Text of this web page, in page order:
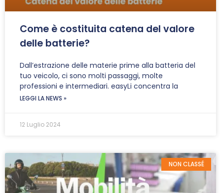
Come è costituita catena del valore
delle batterie?
Dall’estrazione delle materie prime alla batteria del
tuo veicolo, ci sono molti passaggi, molte
professioni e intermediari. easyLi concentra la
LEGGI LA NEWS »
12 Luglio 2024
NON CLASSÉ